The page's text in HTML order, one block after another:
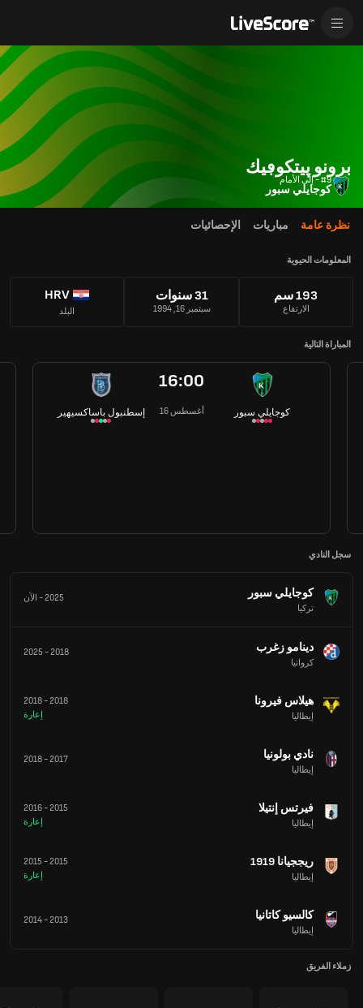
برونو پيتكوڢيك
#9 - إلى الأمام
كوجايلي سبور
نظرة عامة مباريات الإحصائيات
المعلومات الحيوية
193 سم
الارتفاع
31 سنوات
سبتمبر 16, 1994
HRV
البلد
المباراة التالية
إسطنبول باساكسيهير
16:00
16 أغسطس كوجايلي سبور
سجل النادي
كوجايلي سبور
تركيا
2025
- الآن
دينامو زغرب
كرواتيا
2018
-
2025
هيلاس فيرونا
إيطاليا
2018
-
2018
إعارة
نادي بولونيا
إيطاليا
2017
-
2018
فيرتس إنتيلا
إيطاليا
2015
-
2016
إعارة
ريججيانا 1919
إيطاليا
2015
-
2015
إعارة
كالسيو كاتانيا
إيطاليا
2013
-
2014
زملاء الفريق